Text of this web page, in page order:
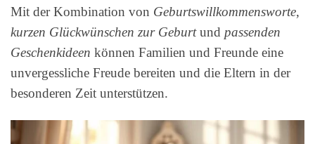
Mit der Kombination von Geburtswillkommensworte,
kurzen Glückwünschen zur Geburtund passenden
Geschenkideen können Familien und Freunde eine
unvergessliche Freude bereiten und die Eltern in der
besonderen Zeit unterstützen.